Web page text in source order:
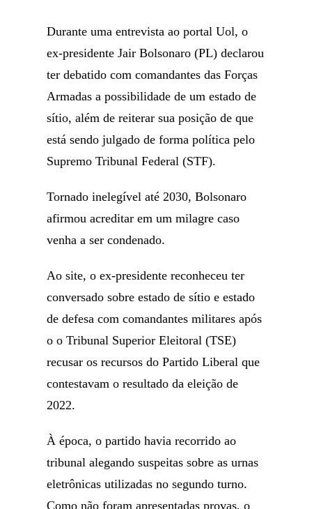
Durante uma entrevista ao portal Uol, o
ex-presidente Jair Bolsonaro (PL) declarou
ter debatido com comandantes das Forças
Armadas a possibilidade de um estado de
sítio, além de reiterar sua posição de que
está sendo julgado de forma política pelo
Supremo Tribunal Federal (STF).
Tornado inelegível até 2030, Bolsonaro
afirmou acreditar em um milagre caso
venha a ser condenado.
Ao site, o ex-presidente reconheceu ter
conversado sobre estado de sítio e estado
de defesa com comandantes militares após
o o Tribunal Superior Eleitoral (TSE)
recusar os recursos do Partido Liberal que
contestavam o resultado da eleição de
2022.
À época, o partido havia recorrido ao
tribunal alegando suspeitas sobre as urnas
eletrônicas utilizadas no segundo turno.
Como não foram apresentadas provas, o